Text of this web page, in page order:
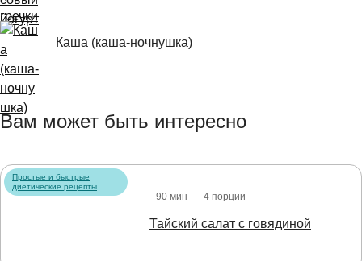
Каша (каша-ночнушка)
Вам может быть интересно
Простые и быстрые
диетические рецепты
90 мин 4 порции
Тайский салат с говядиной